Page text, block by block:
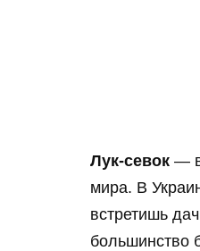
Лук-севок —
мира. В
встретишь
большинство